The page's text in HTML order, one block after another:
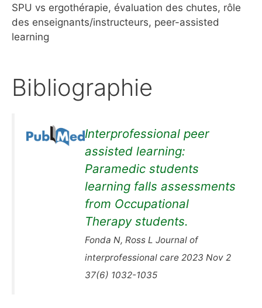
SPU vs ergothérapie, évaluation des chutes, rôle
des enseignants/instructeurs, peer-assisted
learning
Bibliographie
Interprofessional peer
assisted learning:
Paramedic students
learning falls assessments
from Occupational
Therapy students.
Fonda N, Ross L Journal of
interprofessional care 2023 Nov 2
37(6) 1032-1035